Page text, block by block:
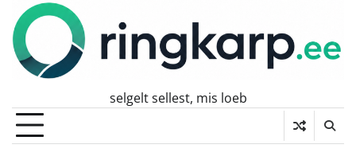
Skip
content
selgelt sellest, mis loeb